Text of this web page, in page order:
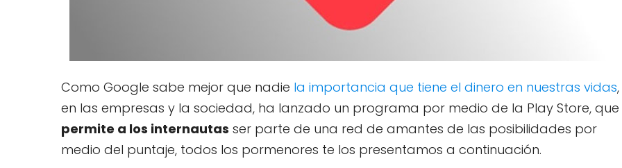
Como Google sabe mejor que nadie la importancia que tiene el dinero en nuestras vidas,
en las empresas y la sociedad, ha lanzado un programa por medio de la Play Store, que
permite a los internautas ser parte de una red de amantes de las posibilidades por
medio del puntaje, todos los pormenores te los presentamos a continuación.